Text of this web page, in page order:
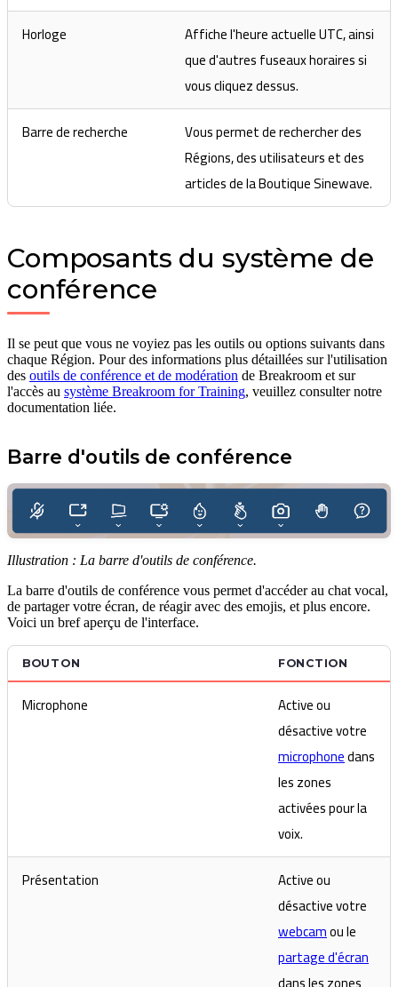
Horloge
Affiche l'heure actuelle UTC, ainsi
que d'autres fuseaux horaires si
vous cliquez dessus.
Barre de recherche
Vous permet de rechercher des
Régions, des utilisateurs et des
articles de la Boutique Sinewave.
Composants du système de
conférence
Il se peut que vous ne voyiez pas les outils ou options suivants dans
chaque Région. Pour des informations plus détaillées sur l'utilisation
des outils de conférence et de modération de Breakroom et sur
l'accès au système Breakroom for Training, veuillez consulter notre
documentation liée.
Barre d'outils de conférence
Illustration : La barre d'outils de conférence.
La barre d'outils de conférence vous permet d'accéder au chat vocal,
de partager votre écran, de réagir avec des emojis, et plus encore.
Voici un bref aperçu de l'interface.
BOUTON FONCTION
Microphone
Active ou
désactive votre
microphonedans
les zones
activées pour la
voix.
Présentation
Active ou
désactive votre
webcamou le
partage d'écran